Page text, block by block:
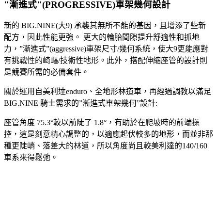
"漸進式"(PROGRESSIVE)車架幾何設計
新的 BIG.NINE(大9) 承襲其無所不能的基因，且增添了些新
配方，因此性能更強。 更大的輪胎間隙提升舒適性和抓地
力，”漸進式”(aggressive)車架尺寸/幾何系統，使大9更能應對
有挑戰性的崎嶇/技術性地形。此外，搭配伸縮座管的設計則
是競賽所需的必備套件。
關於運用自美利達enduro、全地形林道車，再經過調教以滿足
BIG.NINE 騎士需求的”漸進式車架幾何”設計:
座管角度 75.3°較以前陡了 1.8°，有助於在爬坡時的前端操
控，這是刻意精心調整的，以適應起伏較多的地形，而並非那
種更陡峭、落差大的林道，所以角度尚且較美利達的140/160
車系來得鬆弛。